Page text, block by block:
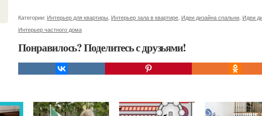
Категории: Интерьер для квартиры Интерьер зала в квартире Идеи дизайна спальни Идеи
Интерьер частного дома
Понравилось? Поделитесь с друзьями!